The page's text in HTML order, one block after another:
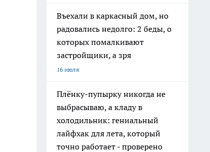
Въехали в каркасный дом, но
радовались недолго: 2 беды, о
которых помалкивают
застройщики, а зря
16 июля
Плёнку-пупырку никогда не
выбрасываю, а кладу в
холодильник: гениальный
лайфхак для лета, который
точно работает - проверено